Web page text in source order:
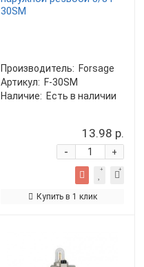
30SM
Производитель: Forsage
Артикул: F-30SM
Наличие: Есть в наличии
13.98 р.
+
-
Купить в 1 клик